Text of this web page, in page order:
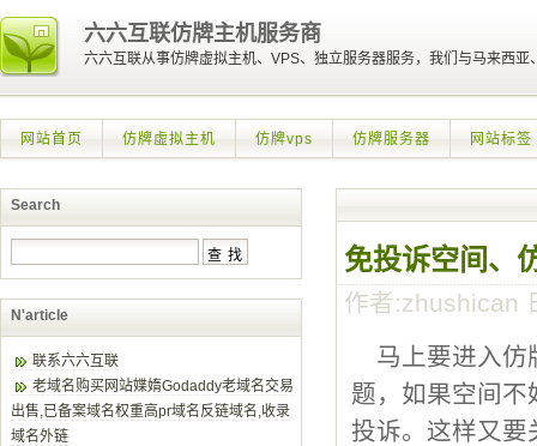
六六互联仿牌主机服务商
六六互联从事仿牌虚拟主机、VPS、独立服务器服务，我们与马来西
网站首页 仿牌虚拟主机 仿牌vps 仿牌服务器 网站标签
免投诉空间、
作者:zhushican
马上要进入仿
题，如果空间不
投诉。这样又要
Search
N'article
联系六六互联
老域名购买网站媟媠Godaddy老域名交易
出售,已备案域名权重高pr域名反链域名,收录
域名外链